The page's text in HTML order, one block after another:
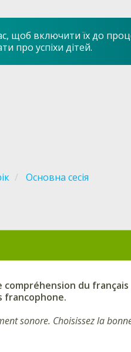
щоб включити їх до
про успіхи дітей.
Основна сесія
du français
francophone.
sonore. Choisissez la